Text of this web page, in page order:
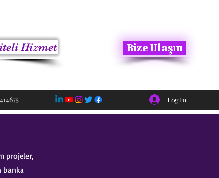
Hizmet Bize Ulaşın
Log In
projeler,
banka